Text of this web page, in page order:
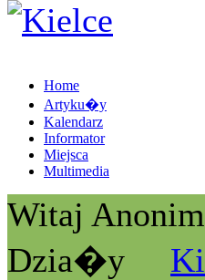
Home
Artyku�y
Kalendarz
Informator
Miejsca
Multimedia
Witaj
Dzia�y